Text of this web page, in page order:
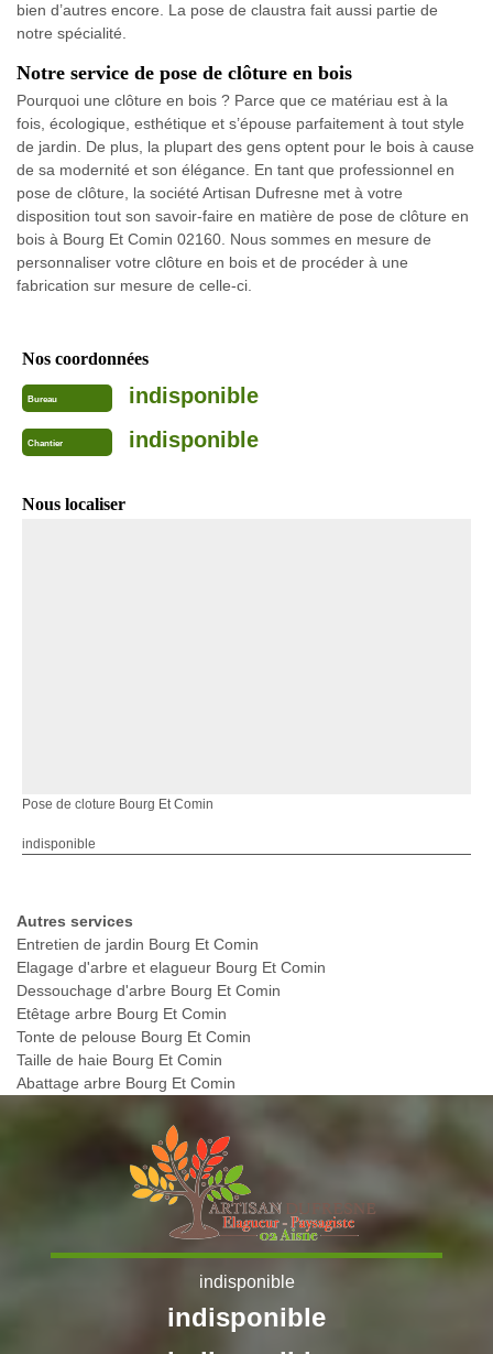
bien d’autres encore. La pose de claustra fait aussi partie de
notre spécialité.
Notre service de pose de clôture en bois
Pourquoi une clôture en bois ? Parce que ce matériau est à la
fois, écologique, esthétique et s’épouse parfaitement à tout style
de jardin. De plus, la plupart des gens optent pour le bois à cause
de sa modernité et son élégance. En tant que professionnel en
pose de clôture, la société Artisan Dufresne met à votre
disposition tout son savoir-faire en matière de pose de clôture en
bois à Bourg Et Comin 02160. Nous sommes en mesure de
personnaliser votre clôture en bois et de procéder à une
fabrication sur mesure de celle-ci.
Nos coordonnées
Bureau indisponible
Chantier indisponible
Nous localiser
Pose de cloture Bourg Et Comin
indisponible
Autres services
Entretien de jardin Bourg Et Comin
Elagage d'arbre et elagueur Bourg Et Comin
Dessouchage d'arbre Bourg Et Comin
Etêtage arbre Bourg Et Comin
Tonte de pelouse Bourg Et Comin
Taille de haie Bourg Et Comin
Abattage arbre Bourg Et Comin
indisponible
indisponible